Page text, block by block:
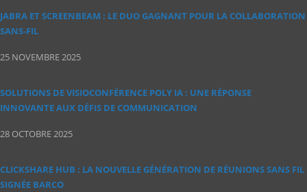
JABRA ET SCREENBEAM : LE DUO GAGNANT POUR LA COLLABORATION
SANS‑FIL
25 NOVEMBRE 2025
SOLUTIONS DE VISIOCONFÉRENCE POLY IA : UNE RÉPONSE
INNOVANTE AUX DÉFIS DE COMMUNICATION
28 OCTOBRE 2025
CLICKSHARE HUB : LA NOUVELLE GÉNÉRATION DE RÉUNIONS SANS FIL
SIGNÉE BARCO